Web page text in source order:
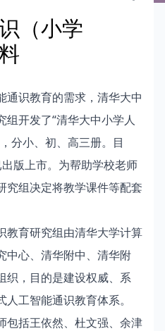
（小学
通识教育的需求，清华大中
开发了“清华大中小学人
分小、初、高三册。目
版上市。为帮助学校老师
究组决定将教学课件等配套
教育研究组由清华大学计算
中心、清华附中、清华附
织，目的是建设权威、系
工智能通识教育体系。
包括王依然、杜文强、余津